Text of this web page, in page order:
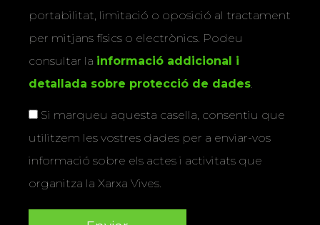
portabilitat, limitació o oposició al tractament
per mitjans físics o electrònics. Podeu
consultar la informació addicional i
detallada sobre protecció de dades.
Si marqueu aquesta casella, consentiu que
utilitzem les vostres dades per a enviar-vos
informació sobre els actes i activitats que
organitza la Xarxa Vives.